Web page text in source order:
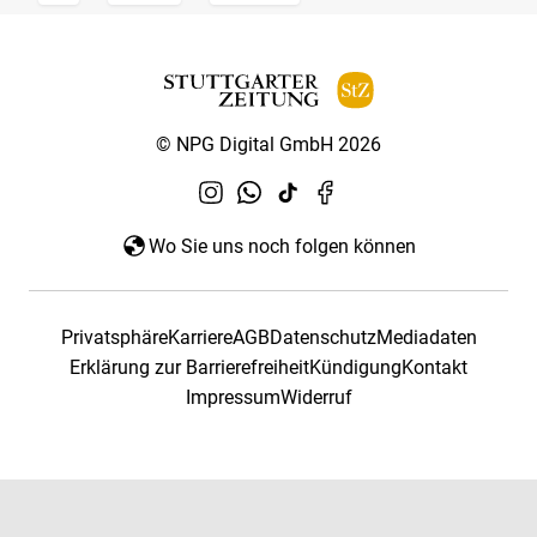
© NPG Digital GmbH 2026
Wo Sie uns noch folgen können
PrivatsphäreKarriereAGBDatenschutzMediadaten
Erklärung zur BarrierefreiheitKündigungKontakt
ImpressumWiderruf